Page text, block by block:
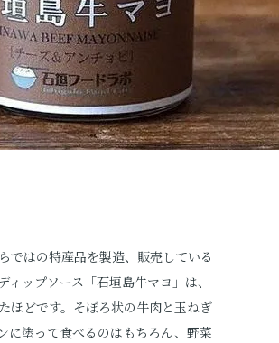
ではの特産品を製造、販売している
ップソース「石垣島牛マヨ」は、
ほどです。そぼろ状の牛肉と玉ねぎ
に塗って食べるのはもちろん、野菜